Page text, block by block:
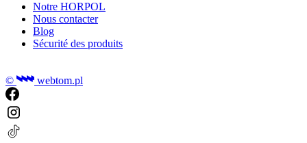
Notre HORPOL
Nous contacter
Blog
Sécurité des produits
© webtom.pl